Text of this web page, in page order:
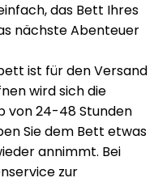
das Bett Ihres
nächste Abenteuer
ist für den Versand
wird sich die
von 24-48 Stunden
Sie dem Bett etwas
annimmt. Bei
zur